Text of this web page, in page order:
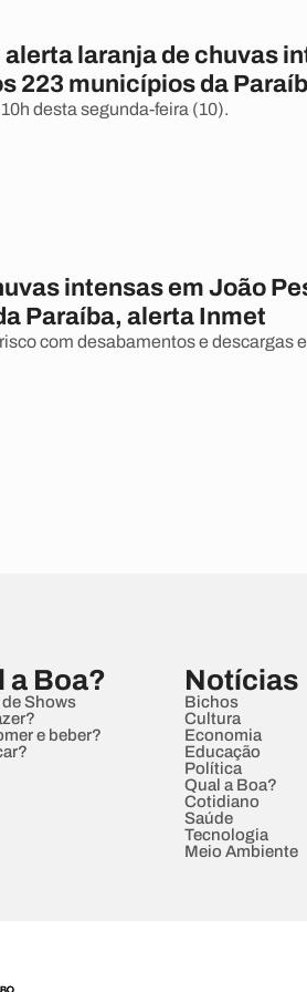
laranja de chuvas
223 municípios da
desta segunda-feira (10).
intensas em João
Paraíba, alerta Inmet
com desabamentos e descargas
a Boa?
Shows
e beber?
Notícias
Bichos
Cultura
Economia
Educação
Política
Qual a Boa?
Cotidiano
Saúde
Tecnologia
Meio Ambiente